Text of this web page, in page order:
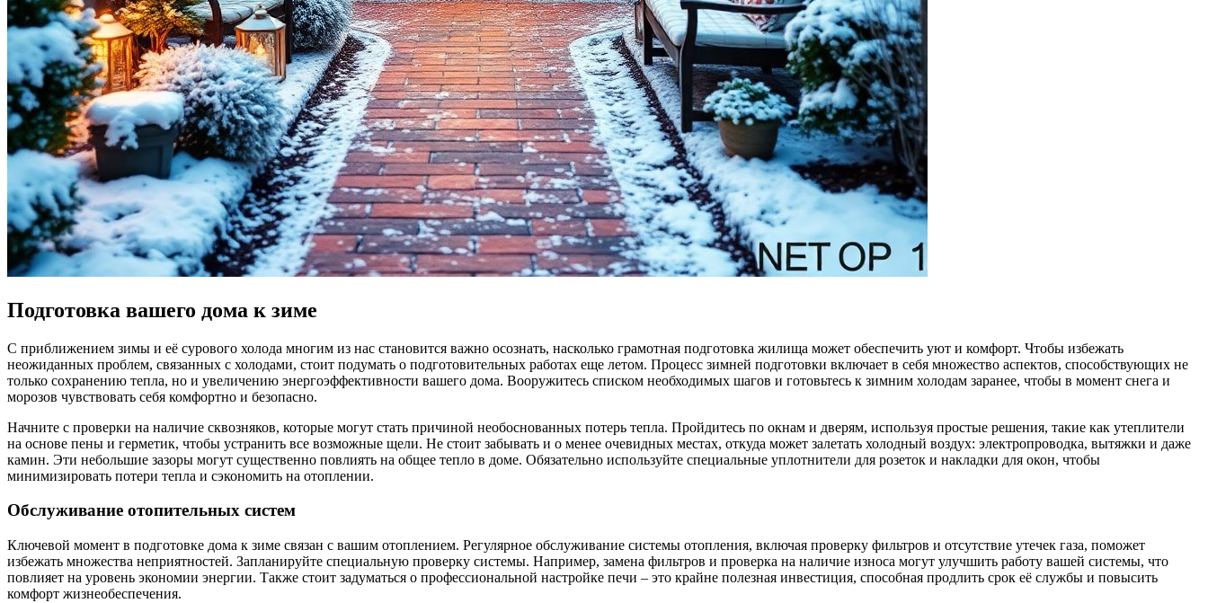
Подготовка вашего дома к зиме
С приближением зимы и её сурового холода многим из нас становится важно осознать, насколько грамотная подготовка жилища может обеспечить уют и комфорт. Чтобы избежать
неожиданных проблем, связанных с холодами, стоит подумать о подготовительных работах еще летом. Процесс зимней подготовки включает в себя множество аспектов, способствующих не
только сохранению тепла, но и увеличению энергоэффективности вашего дома. Вооружитесь списком необходимых шагов и готовьтесь к зимним холодам заранее, чтобы в момент снега и
морозов чувствовать себя комфортно и безопасно.
Начните с проверки на наличие сквозняков, которые могут стать причиной необоснованных потерь тепла. Пройдитесь по окнам и дверям, используя простые решения, такие как утеплители
на основе пены и герметик, чтобы устранить все возможные щели. Не стоит забывать и о менее очевидных местах, откуда может залетать холодный воздух: электропроводка, вытяжки и даже
камин. Эти небольшие зазоры могут существенно повлиять на общее тепло в доме. Обязательно используйте специальные уплотнители для розеток и накладки для окон, чтобы
минимизировать потери тепла и сэкономить на отоплении.
Обслуживание отопительных систем
Ключевой момент в подготовке дома к зиме связан с вашим отоплением. Регулярное обслуживание системы отопления, включая проверку фильтров и отсутствие утечек газа, поможет
избежать множества неприятностей. Запланируйте специальную проверку системы. Например, замена фильтров и проверка на наличие износа могут улучшить работу вашей системы, что
повлияет на уровень экономии энергии. Также стоит задуматься о профессиональной настройке печи – это крайне полезная инвестиция, способная продлить срок её службы и повысить
комфорт жизнеобеспечения.